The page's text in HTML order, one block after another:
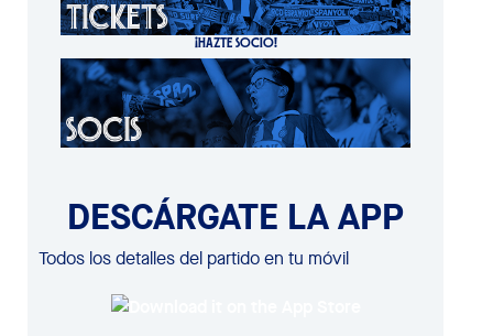
¡HAZTE SOCIO!
DESCÁRGATE LA APP
Todos los detalles del partido en tu móvil